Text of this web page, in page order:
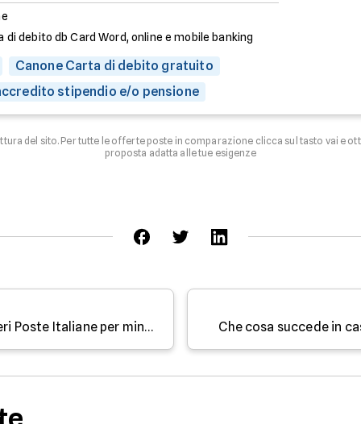
di debito db Card Word, online e mobile banking
Canone Carta di debito gratuito
stipendio e/o pensione
del sito. Per tutte le offerte poste in comparazione clicca sul tasto vai e
proposta adatta alle tue esigenze
Come funzionano i buoni fruttiferi Poste Italiane per minorenni Che cosa succede in